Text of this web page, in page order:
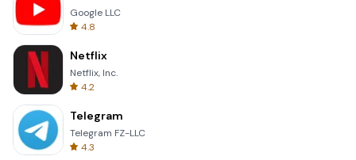
Google LLC
4.8
Netflix
Netflix, Inc.
4.2
Telegram
Telegram FZ-LLC
4.3